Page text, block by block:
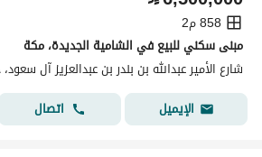
858 م2
مبنى سكني للبيع في الشامية الجديدة، مكة
الإيميل
اتصال